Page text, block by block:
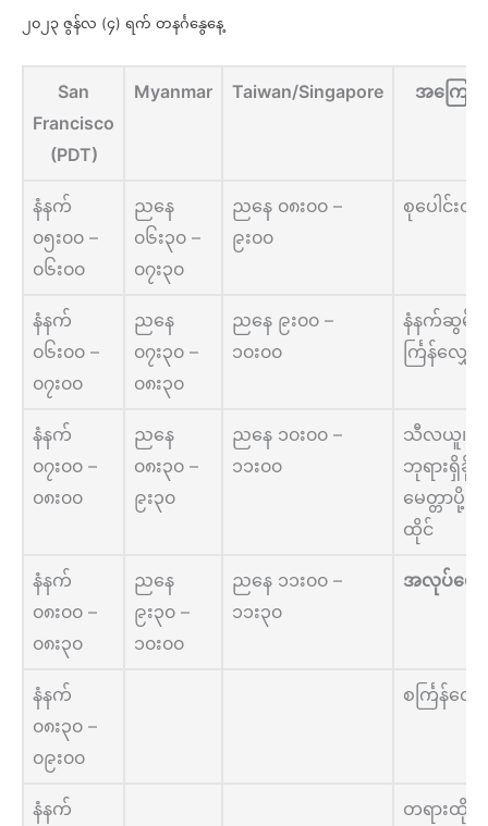
၂၀၂၃ ဇွန်လ (၄) ရက် တနင်္ဂနွေနေ့
San
Francisco
(PDT)
Myanmar Taiwan/Singapore အကြော
နံနက်
၀၅း၀၀ –
၀၆း၀၀
ညနေ
၀၆း၃၀ –
၀၇း၃၀
ညနေ ၀၈း၀၀ –
၉း၀၀
စုပေါင်းတ
နံနက်
၀၆း၀၀ –
၀၇း၀၀
ညနေ
၀၇း၃၀ –
၀၈း၃၀
ညနေ ၉း၀၀ –
၁၀း၀၀
နံနက်ဆွမ်း
င်္ကြန်လျှေ
နံနက်
၀၇း၀၀ –
၀၈း၀၀
ညနေ
၀၈း၃၀ –
၉း၃၀
ညနေ ၁၀း၀၀ –
၁၁း၀၀
သီလယူ၊
ဘုရားရှိခိုး
မေတ္တာပို့၊
ထိုင်
နံနက်
၀၈း၀၀ –
၀၈း၃၀
ညနေ
၉း၃၀ –
၁၀း၀၀
ညနေ ၁၁း၀၀ –
၁၁း၃၀
အလုပ်ပေး
နံနက်
၀၈း၃၀ –
၀၉း၀၀
စင်္ကြန်လျှ
နံနက် တရားထိုင်